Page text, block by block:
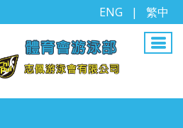
ENG | 繁中